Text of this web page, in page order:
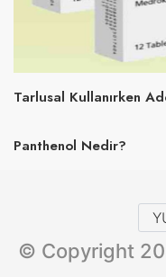
Tarlusal Kullanırken
Panthenol Nedir?
© Copyright